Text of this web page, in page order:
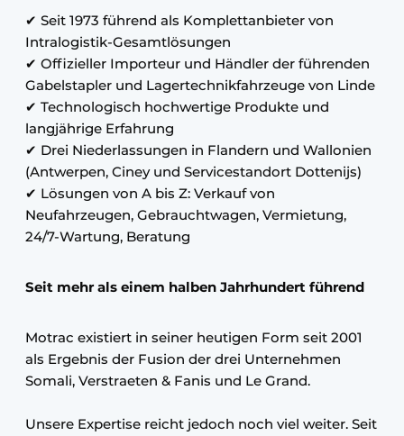
✔ Seit 1973 führend als Komplettanbieter von
Intralogistik-Gesamtlösungen
✔ Offizieller Importeur und Händler der führenden
Gabelstapler und Lagertechnikfahrzeuge von Linde
✔ Technologisch hochwertige Produkte und
langjährige Erfahrung
✔ Drei Niederlassungen in Flandern und Wallonien
(Antwerpen, Ciney und Servicestandort Dottenijs)
✔ Lösungen von A bis Z: Verkauf von
Neufahrzeugen, Gebrauchtwagen, Vermietung,
24/7-Wartung, Beratung
Seit mehr als einem halben Jahrhundert führend
Motrac existiert in seiner heutigen Form seit 2001
als Ergebnis der Fusion der drei Unternehmen
Somali, Verstraeten & Fanis und Le Grand.
Unsere Expertise reicht jedoch noch viel weiter. Seit